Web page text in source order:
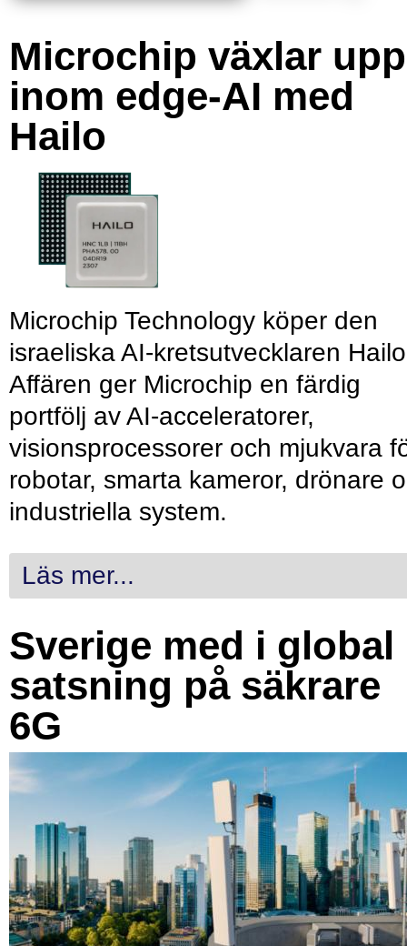
Microchip växlar upp
inom edge-AI med
Hailo
Microchip Technology köper den
israeliska AI-kretsutvecklaren
Affären ger Microchip en färdig
portfölj av AI-acceleratorer,
visionsprocessorer och mjukvara
robotar, smarta kameror, drönare
industriella system.
Läs mer...
Sverige med i global
satsning på säkrare
6G